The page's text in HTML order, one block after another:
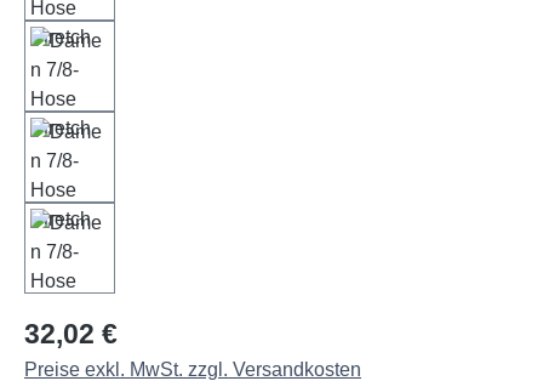
Regulärer Preis:
32,02 €
Preise exkl. MwSt. zzgl. Versandkosten